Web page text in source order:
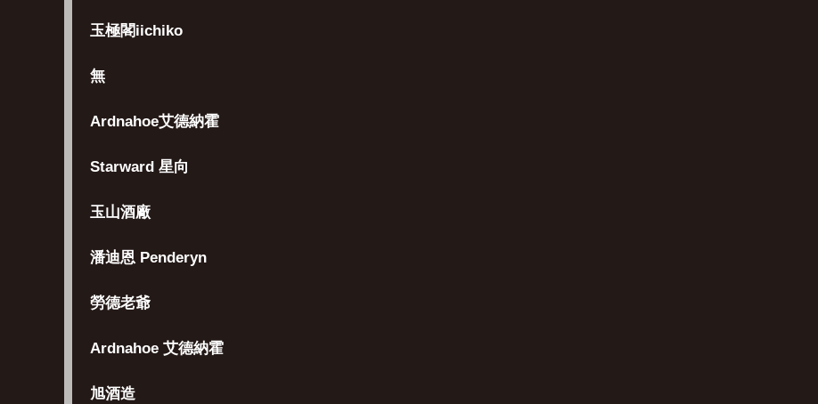
玉極閣iichiko
無
Ardnahoe艾德納霍
Starward 星向
玉山酒廠
潘迪恩 Penderyn
勞德老爺
Ardnahoe 艾德納霍
旭酒造